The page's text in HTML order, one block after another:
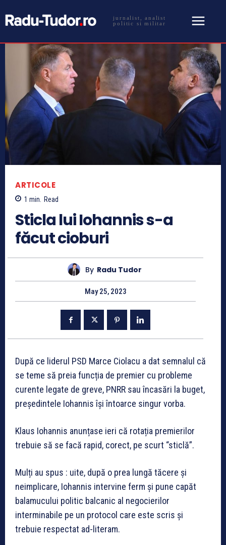
jurnalist, analist
politic si militar
ARTICOLE
1 min. Read
Sticla lui Iohannis s-a
făcut cioburi
By Radu Tudor
May 25, 2023
După ce liderul PSD Marce Ciolacu a dat semnalul că
se teme să preia funcția de premier cu probleme
curente legate de greve, PNRR sau încasări la buget,
președintele Iohannis își întoarce singur vorba.
Klaus Iohannis anunțase ieri că rotația premierilor
trebuie să se facă rapid, corect, pe scurt “sticlă”.
Mulți au spus : uite, după o prea lungă tăcere și
neimplicare, Iohannis intervine ferm și pune capăt
balamucului politic balcanic al negocierilor
interminabile pe un protocol care este scris și
trebuie respectat ad-literam.